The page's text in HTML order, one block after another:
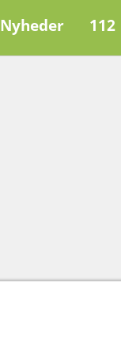
Nyheder 112